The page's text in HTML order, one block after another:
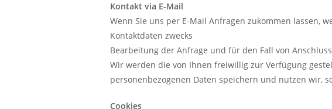
Kontakt via E-Mail
Wenn Sie uns per E-Mail Anfragen zukommen lassen,
Kontaktdaten zwecks
Bearbeitung der Anfrage und für den Fall von
Wir werden die von Ihnen freiwillig zur Verfügung
personenbezogenen Daten speichern und nutzen wir,
Cookies